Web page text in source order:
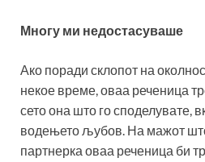
Многу ми недостасуваше
Ако поради склопот на
некое време, оваа реченица
сето она што го споделувате,
водењето љубов. На мажот што
партнерка оваа реченица би